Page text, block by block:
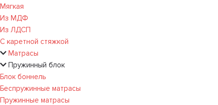
Мягкая
Из МДФ
Из ЛДСП
С каретной стяжкой
Матрасы
Пружинный блок
Блок боннель
Беспружинные матрасы
Пружинные матрасы